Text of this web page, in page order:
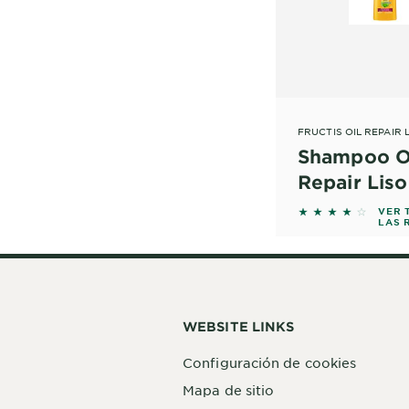
FRUCTIS OIL REPAIR
Shampoo
Repair
4 out of 5
VER
LAS
WEBSITE LINKS
Configuración de cookies
Mapa de sitio